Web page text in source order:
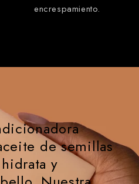
encrespamiento.
de semillas
y